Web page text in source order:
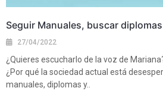
Seguir Manuales, buscar diplomas
27/04/2022
¿Quieres escucharlo de la voz de
¿Por qué la sociedad actual está
manuales, diplomas y..